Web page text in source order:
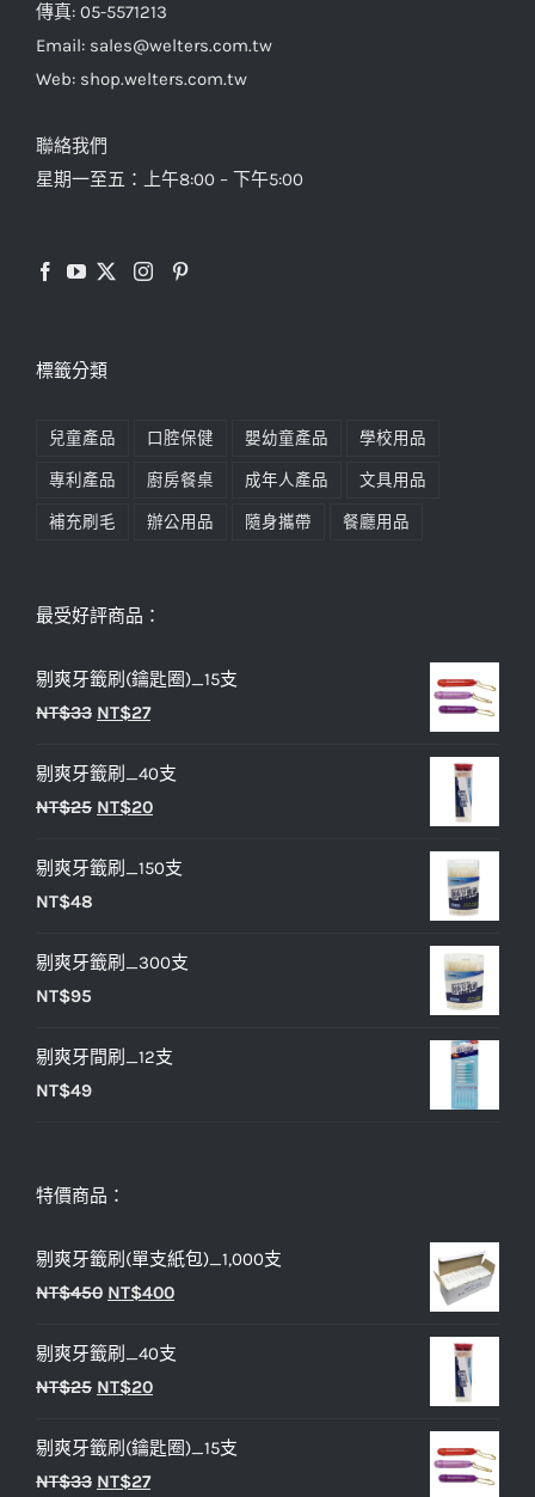
傳真: 05-5571213
Email: sales@welters.com.tw
Web: shop.welters.com.tw
聯絡我們
星期一至五：上午8:00 – 下午5:00
標籤分類
兒童產品 口腔保健 嬰幼童產品 學校用品
專利產品 廚房餐桌 成年人產品 文具用品
補充刷毛 辦公用品 隨身攜帶 餐廳用品
最受好評商品：
剔爽牙籤刷(鑰匙圈)_15支
NT$33 原
價
格：
NT$27目
價
格：
剔爽牙籤刷_40支
NT$25 原
價
NT$20目
價
剔爽牙籤刷_150支
NT$48
剔爽牙籤刷_300支
NT$95
剔爽牙間刷_12支
NT$49
特價商品：
剔爽牙籤刷(單支紙包)_1,000支
NT$450 原
價
格：
NT$400目
價
剔爽牙籤刷_40支
NT$25 原
價
格：
NT$20目
價
剔爽牙籤刷(鑰匙圈)_15支
NT$33 原
NT$27目